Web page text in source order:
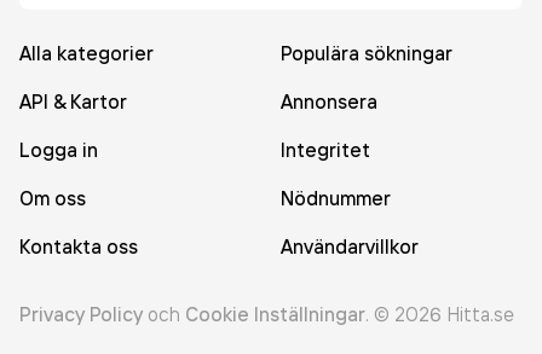
Alla kategorier
Populära sökningar
API & Kartor
Annonsera
Logga in
Integritet
Om oss
Nödnummer
Kontakta oss
Användarvillkor
Privacy Policy och Cookie Inställningar. © 2026 Hitta.se